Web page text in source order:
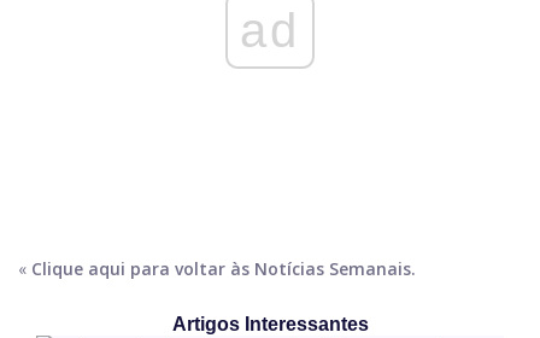
ad
« Clique aqui para voltar às Notícias Semanais.
Artigos Interessantes